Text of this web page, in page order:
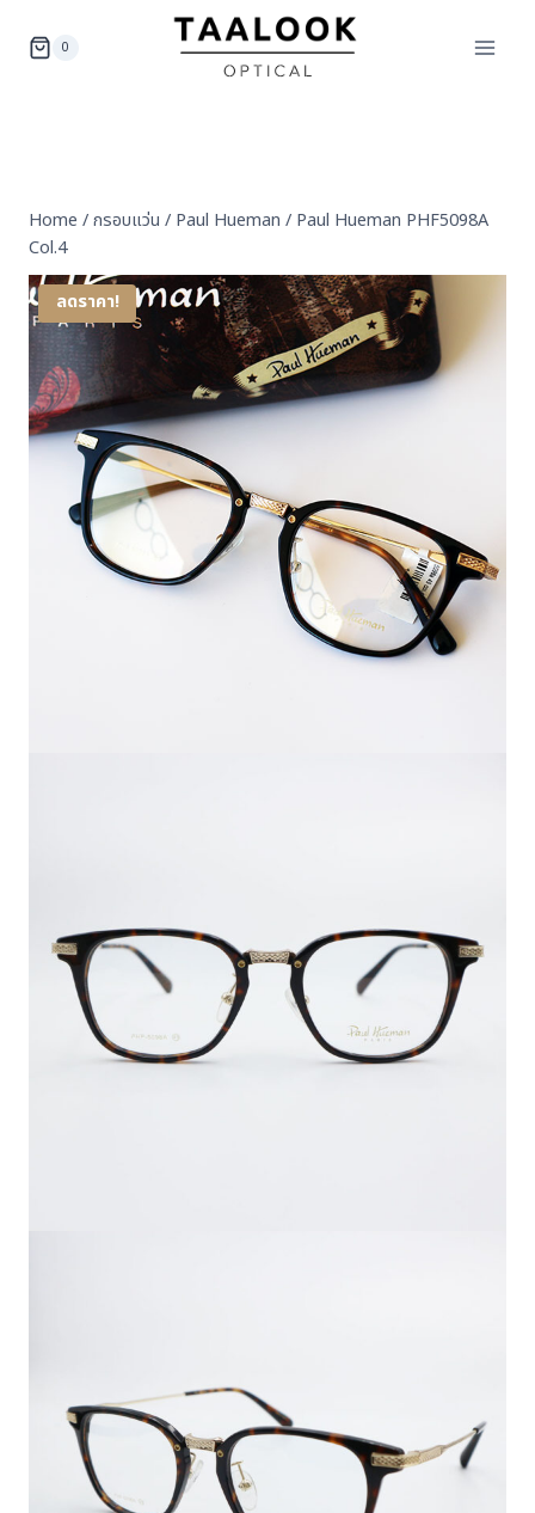
0
Home /กรอบแว่น / Paul Hueman / Paul Hueman PHF5098A
Col.4
ลดราคา!